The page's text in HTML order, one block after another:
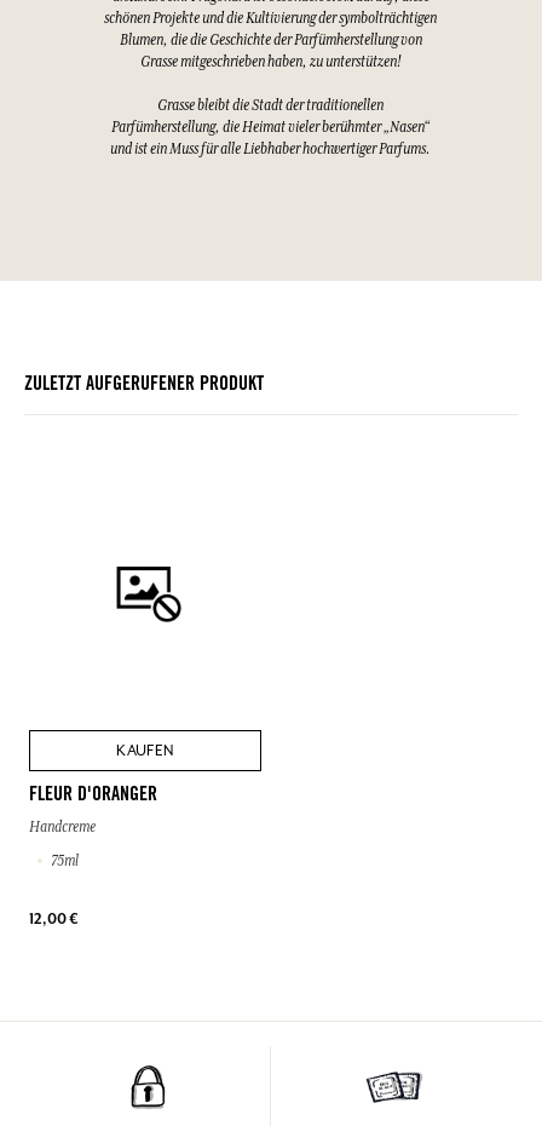
schönen Projekte und die Kultivierung der symbolträchtigen
Blumen, die die Geschichte der Parfümherstellung von
Grasse mitgeschrieben haben, zu unterstützen!
Grasse bleibt die Stadt der traditionellen
Parfümherstellung, die Heimat vieler berühmter „Nasen“
und ist ein Muss für alle Liebhaber hochwertiger Parfums.
ZULETZT AUFGERUFENER PRODUKT
KAUFEN
FLEUR D'ORANGER
Handcreme
75ml
12,00 €